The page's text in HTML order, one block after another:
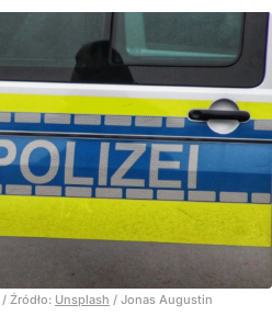
/ Źródło: Unsplash / Jonas Augustin